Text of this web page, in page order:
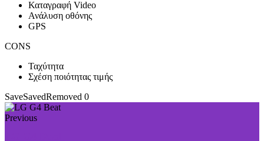
Καταγραφή Video
Ανάλυση οθόνης
GPS
CONS
Ταχύτητα
Σχέση ποιότητας τιμής
SaveSavedRemoved 0
Previous